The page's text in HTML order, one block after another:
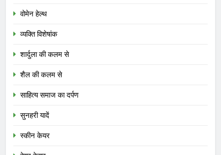
वोमेन हेल्थ
व्यक्ति विशेषांक
शार्दुला की कलम से
शैल की कलम से
साहित्य समाज का दर्पण
सुनहरी यादें
स्कीन केयर